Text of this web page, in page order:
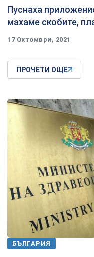
Пуснаха
махаме скобите,
17 Октомври, 2021
ПРОЧЕТИ ОЩЕ
БЪЛГАРИЯ